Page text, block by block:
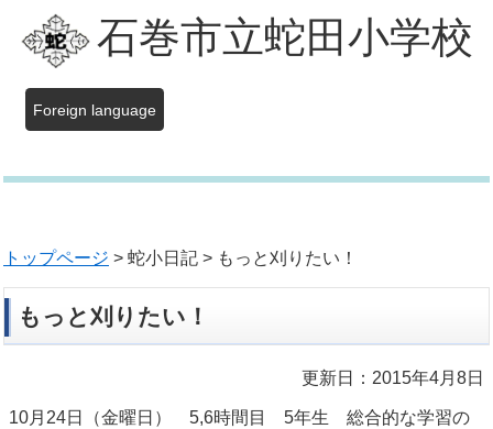
石巻市立蛇田小学校
Foreign language
トップページ > 蛇小日記 > もっと刈りたい！
もっと刈りたい！
更新日：2015年4月8日
10月24日（金曜日） 5,6時間目 5年生 総合的な学習の